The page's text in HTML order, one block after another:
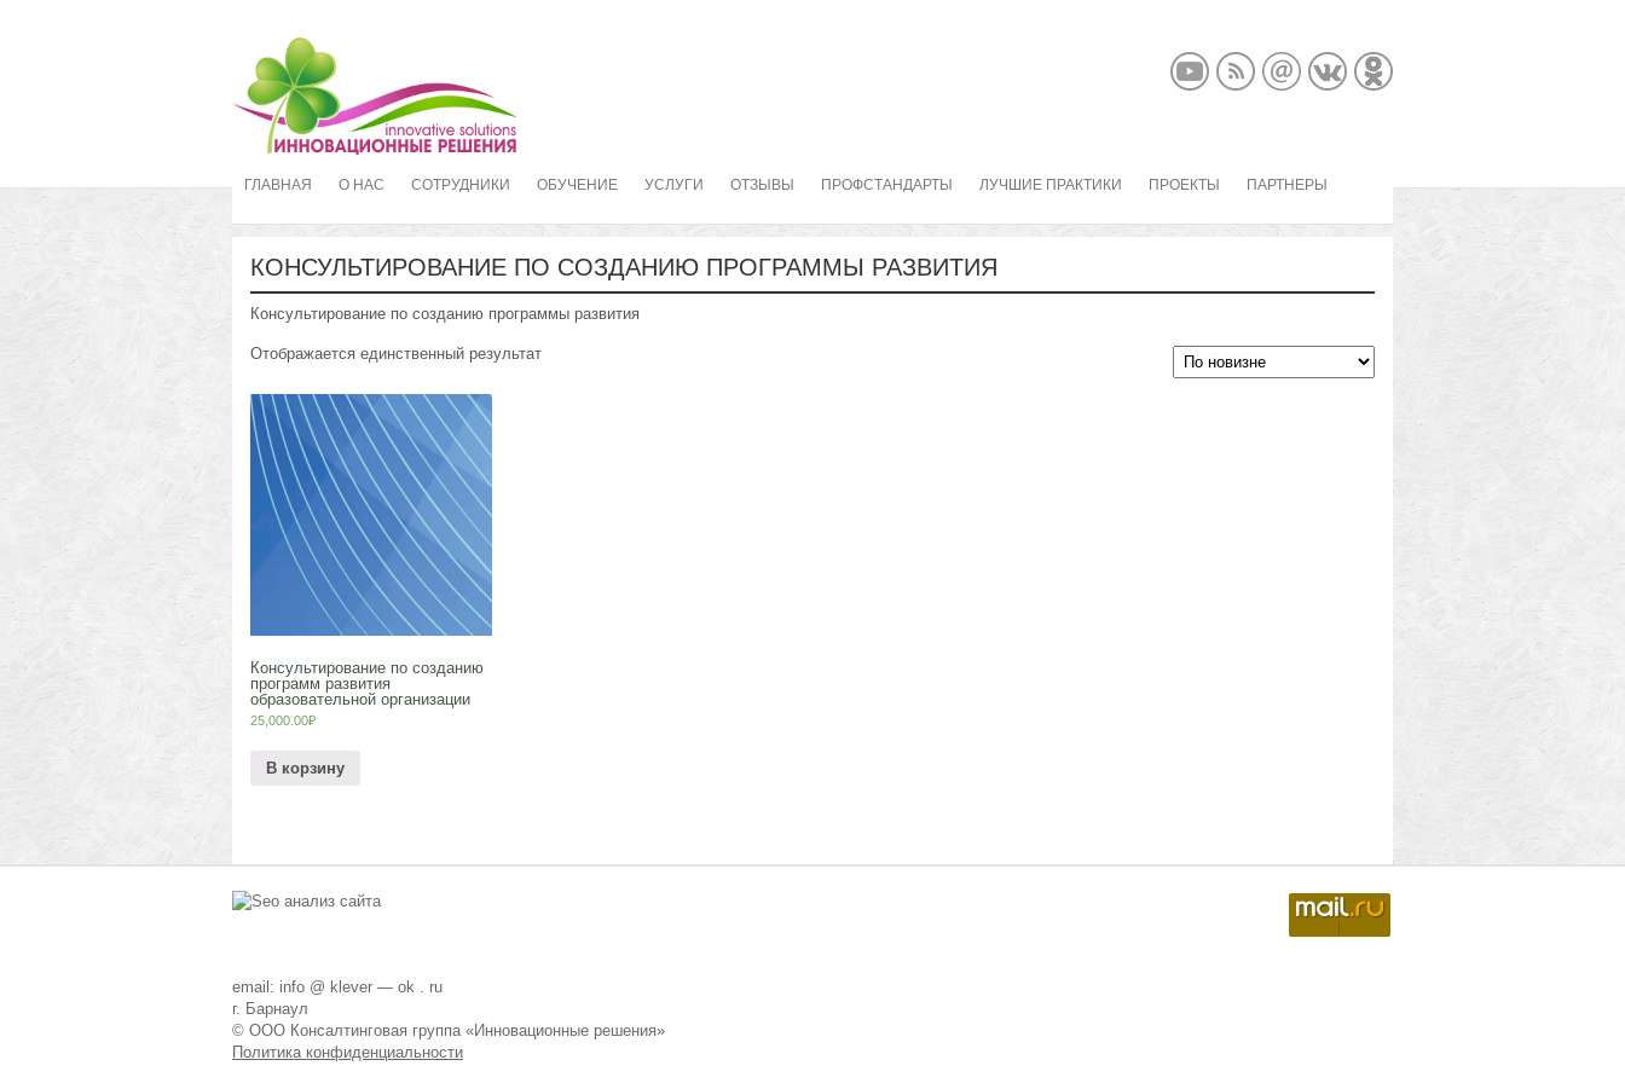
ГЛАВНАЯ О НАС СОТРУДНИКИ ОБУЧЕНИЕ УСЛУГИ ОТЗЫВЫ ПРОФСТАНДАРТЫ ЛУЧШИЕ ПРАКТИКИ ПРОЕКТЫ ПАРТНЕРЫ
КОНСУЛЬТИРОВАНИЕ ПО СОЗДАНИЮ ПРОГРАММЫ РАЗВИТИЯ
Консультирование по созданию программы развития
Отображается единственный результат
Консультирование по созданию
программ развития
образовательной организации
25,000.00₽
В корзину
email: info @ klever — ok . ru
г. Барнаул
© ООО Консалтинговая группа «Инновационные решения»
Политика конфиденциальности